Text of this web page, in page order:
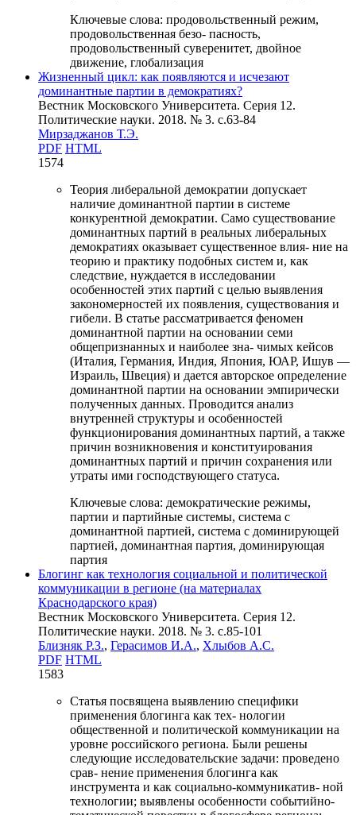
Ключевые слова: продовольственный режим,
продовольственная безо- пасность,
продовольственный суверенитет, двойное
движение, глобализация
Жизненный цикл: как появляются и исчезают
доминантные партии в демократиях?
Вестник Московского Университета. Серия 12.
Политические науки. 2018. № 3. c.63-84
Мирзаджанов Т.Э.
PDF HTML
1574
Теория либеральной демократии допускает
наличие доминантной партии в системе
конкурентной демократии. Само существование
доминантных партий в реальных либеральных
демократиях оказывает существенное влия- ние на
теорию и практику подобных систем и, как
следствие, нуждается в исследовании
особенностей этих партий с целью выявления
закономерностей их появления, существования и
гибели. В статье рассматривается феномен
доминантной партии на основании семи
общепризнанных и наиболее зна- чимых кейсов
(Италия, Германия, Индия, Япония, ЮАР, Ишув —
Израиль, Швеция) и дается авторское определение
доминантной партии на основании эмпирически
полученных данных. Проводится анализ
внутренней структуры и особенностей
функционирования доминантных партий, а также
причин возникновения и конституирования
доминантных партий и причин сохранения или
утраты ими господствующего статуса.
Ключевые слова: демократические режимы,
партии и партийные системы, система с
доминантной партией, система с доминирующей
партией, доминантная партия, доминирующая
партия
Блогинг как технология социальной и политической
коммуникации в регионе (на материалах
Краснодарского края)
Вестник Московского Университета. Серия 12.
Политические науки. 2018. № 3. c.85-101
Близняк Р.З., Герасимов И.А., Хлыбов А.С.
PDF HTML
1583
Статья посвящена выявлению специфики
применения блогинга как тех- нологии
общественной и политической коммуникации на
уровне российского региона. Были решены
следующие исследовательские задачи: проведено
срав- нение применения блогинга как
инструмента и как социально-коммуникатив- ной
технологии; выявлены особенности событийно-